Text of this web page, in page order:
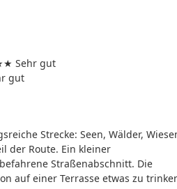
Sehr gut
gut
Strecke: Seen, Wälder,
der Route. Ein kleiner
Straßenabschnitt. Die
auf einer Terrasse etwas zu